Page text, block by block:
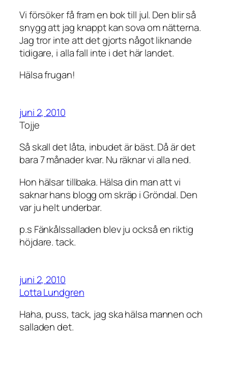
Vi försöker få fram en bok till jul. Den blir så
snygg att jag knappt kan sova om nätterna.
Jag tror inte att det gjorts något liknande
tidigare, i alla fall inte i det här landet.
Hälsa frugan!
juni 2, 2010
Tojje
Så skall det låta, inbudet är bäst. Då är det
bara 7 månader kvar. Nu räknar vi alla ned.
Hon hälsar tillbaka. Hälsa din man att vi
saknar hans blogg om skräp i Gröndal. Den
var ju helt underbar.
p.s Fänkålssalladen blev ju också en riktig
höjdare. tack.
juni 2, 2010
Lotta Lundgren
Haha, puss, tack, jag ska hälsa mannen och
salladen det.